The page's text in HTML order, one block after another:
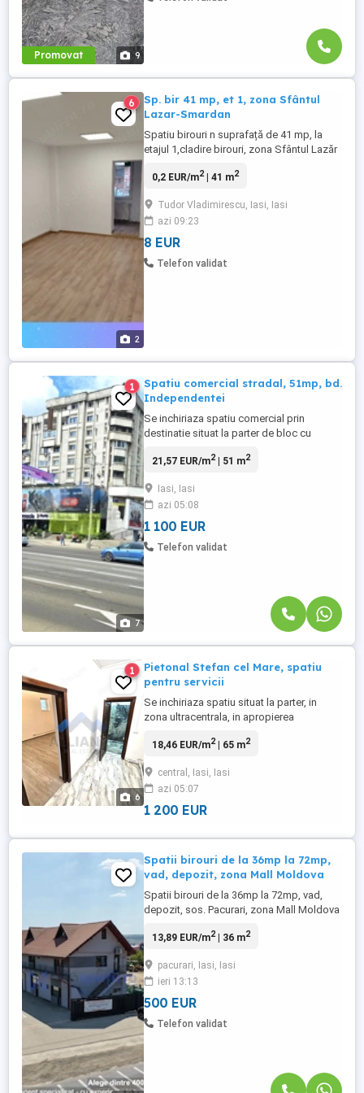
Promovat 9
2
6
Sp. bir 41 mp, et 1, zona Sfântul
Lazar-Smardan
Spatiu birouri n suprafață de 41 mp, la
etajul 1,cladire birouri, zona Sfântul Lazăr
dintr o singura încăpere. Incalzirea cu
grup sanitar Preț de închiriere 8 euro per
mp +tva Liber începând cu 1 Aprilie 2026!
Pentru ...
0,2 EUR/m2| 41 m2
Tudor Vladimirescu, Iasi, Iasi
azi 09:23
8 EUR
Telefon validat
7
1
Spatiu comercial stradal, 51mp, bd.
Independentei
Se inchiriaza spatiu comercial prin
destinatie situat la parter de bloc cu
bulevardul Independentei, in imediata
Pietei Independentei. Imobilul are o
suprafata de 51mp, posibilitate de a fi
dispus open space, vitrina, ...
21,57 EUR/m2| 51 m2
Iasi, Iasi
azi 05:08
1 100 EUR
Telefon validat
6
1
Pietonal Stefan cel Mare, spatiu
pentru servicii
Se inchiriaza spatiu situat la parter, in
zona ultracentrala, in apropierea
apropierea Pietonalului. Spatiul se afla
de acces ( una comuna si cealalta
individuala) fiind compus din hol, 2
incaperi si grup sanitar propriu. Imobilul ...
18,46 EUR/m2| 65 m2
central, Iasi, Iasi
azi 05:07
1 200 EUR
Spatii birouri de la 36mp la 72mp,
vad, depozit, zona Mall Moldova
Spatii birouri de la 36mp la 72mp, vad,
depozit, sos. Pacurari, zona Mall Moldova
aproape de Mall Moldova - pentru: -
finisaje atent alese, grup sanitar propriu), -
mici depozite (poate pt. domeniul medical
s.a.), - mic ...
13,89 EUR/m2| 36 m2
pacurari, Iasi, Iasi
ieri 13:13
500 EUR
Telefon validat